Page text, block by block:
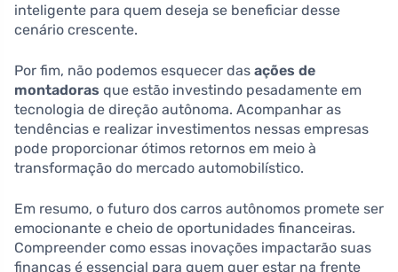
inteligente para quem deseja se beneficiar desse
cenário crescente.
Por fim, não podemos esquecer das ações de
montadoras que estão investindo pesadamente em
tecnologia de direção autônoma. Acompanhar as
tendências e realizar investimentos nessas empresas
pode proporcionar ótimos retornos em meio à
transformação do mercado automobilístico.
Em resumo, o futuro dos carros autônomos promete ser
emocionante e cheio de oportunidades financeiras.
Compreender como essas inovações impactarão suas
finanças é essencial para quem quer estar na frente